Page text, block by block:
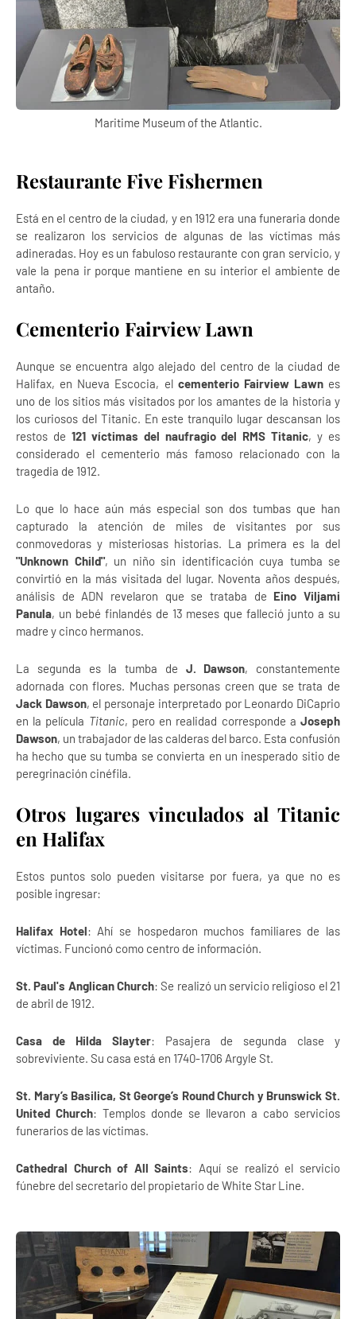
Maritime Museum of the Atlantic.
Restaurante Five Fishermen
Está en el centro de la ciudad, y en 1912 era una funeraria donde
se realizaron los servicios de algunas de las víctimas más
adineradas. Hoy es un fabuloso restaurante con gran servicio, y
vale la pena ir porque mantiene en su interior el ambiente de
antaño.
Cementerio Fairview Lawn
Aunque se encuentra algo alejado del centro de la ciudad de
Halifax, en Nueva Escocia, el cementerio Fairview Lawnes
uno de los sitios más visitados por los amantes de la historia y
los curiosos del Titanic. En este tranquilo lugar descansan los
restos de 121 víctimas del naufragio del RMS Titanic, y es
considerado el cementerio más famoso relacionado con la
tragedia de 1912.
Lo que lo hace aún más especial son dos tumbas que han
capturado la atención de miles de visitantes por sus
conmovedoras y misteriosas historias. La primera es la del
"Unknown Child", un niño sin identificación cuya tumba se
convirtió en la más visitada del lugar. Noventa años después,
análisis de ADN revelaron que se trataba de Eino Viljami
Panula, un bebé finlandés de 13 meses que falleció junto a su
madre y cinco hermanos.
La segunda es la tumba de J. Dawson, constantemente
adornada con flores. Muchas personas creen que se trata de
Jack Dawson, el personaje interpretado por Leonardo DiCaprio
en la película Titanic, pero en realidad corresponde aJoseph
Dawson, un trabajador de las calderas del barco. Esta confusión
ha hecho que su tumba se convierta en un inesperado sitio de
peregrinación cinéfila.
Otros lugares vinculados al Titanic
en Halifax
Estos puntos solo pueden visitarse por fuera, ya que no es
posible ingresar:
Halifax Hotel: Ahí se hospedaron muchos familiares de las
víctimas. Funcionó como centro de información.
St. Paul's Anglican Church: Se realizó un servicio religioso el 21
de abril de 1912.
Casa de Hilda Slayter: Pasajera de segunda clase y
sobreviviente. Su casa está en 1740-1706 Argyle St.
St. Mary’s Basilica, St George’s Round Church y Brunswick St.
United Church: Templos donde se llevaron a cabo servicios
funerarios de las víctimas.
Cathedral Church of All Saints: Aquí se realizó el servicio
fúnebre del secretario del propietario de White Star Line.